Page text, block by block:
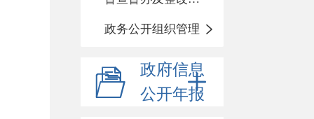
政务公开组织管理
政府信息
公开年报